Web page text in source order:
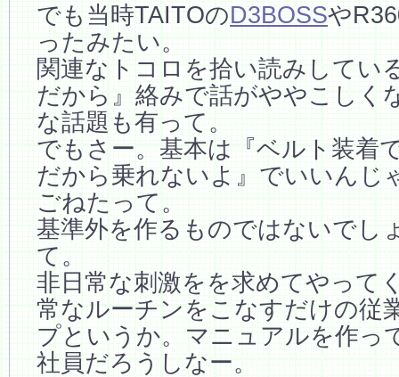
でも当時TAITOのD3BOSSや
ったみたい。
関連なトコロを拾い読みしてい
だから』絡みで話がややこしく
な話題も有って。
でもさー。基本は『ベルト装着
だから乗れないよ』でいいんじ
ごねたって。
基準外を作るものではないでし
て。
非日常な刺激をを求めてやって
常なルーチンをこなすだけの従
プというか。マニュアルを作っ
社員だろうしなー。